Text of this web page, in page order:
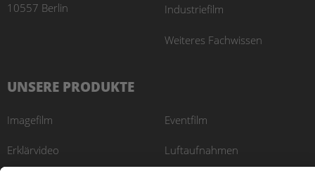
10557 Berlin
Industriefilm
Weiteres Fachwissen
UNSERE PRODUKTE
Imagefilm
Erklärvideo
Eventfilm
Luftaufnahmen